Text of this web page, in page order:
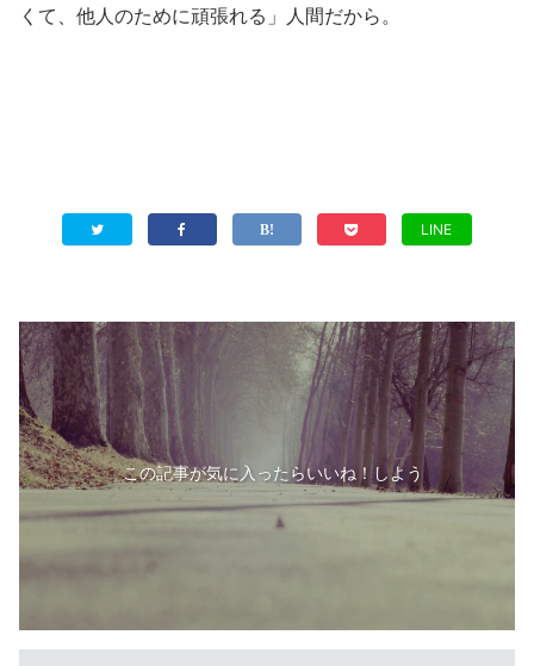
くて、他人のために頑張れる」人間だから。
LINE
この記事が気に入ったらいいね！しよう